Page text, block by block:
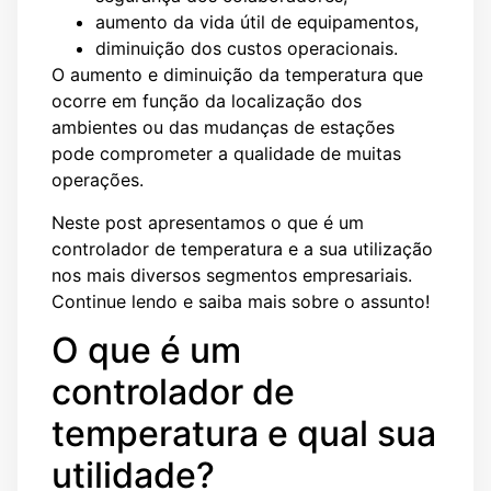
aumento da vida útil de equipamentos,
diminuição dos custos operacionais.
O aumento e diminuição da temperatura que
ocorre em função da localização dos
ambientes ou das mudanças de estações
pode comprometer a qualidade de muitas
operações.
Neste post apresentamos o que é um
controlador de temperatura e a sua utilização
nos mais diversos segmentos empresariais.
Continue lendo e saiba mais sobre o assunto!
O que é um
controlador de
temperatura e qual sua
utilidade?